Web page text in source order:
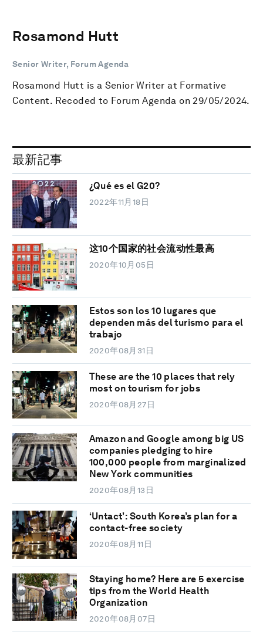
Rosamond Hutt
Senior Writer, Forum Agenda
Rosamond Hutt is a Senior Writer at Formative
Content. Recoded to Forum Agenda on 29/05/2024.
最新記事
¿Qué es el G20?
2022年11月18日
这10个国家的社会流动性最高
2020年10月05日
Estos son los 10 lugares que
dependen más del turismo para el
trabajo
2020年08月31日
These are the 10 places that rely
most on tourism for jobs
2020年08月27日
Amazon and Google among big US
companies pledging to hire
100,000 people from marginalized
New York communities
2020年08月13日
‘Untact’: South Korea’s plan for a
contact-free society
2020年08月11日
Staying home? Here are 5 exercise
tips from the World Health
Organization
2020年08月07日